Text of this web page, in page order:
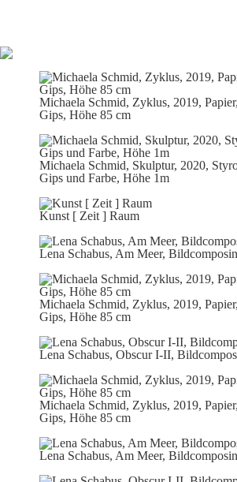
Michaela Schmid, Zyklus, 2019,
Gips, Höhe 85 cm
Michaela Schmid, Skulptur, 2020,
Gips und Farbe, Höhe 1m
Kunst [ Zeit ] Raum
Lena Schabus, Am Meer,
Michaela Schmid, Zyklus, 2019,
Gips, Höhe 85 cm
Lena Schabus, Obscur I-II,
Michaela Schmid, Zyklus, 2019,
Gips, Höhe 85 cm
Lena Schabus, Am Meer,